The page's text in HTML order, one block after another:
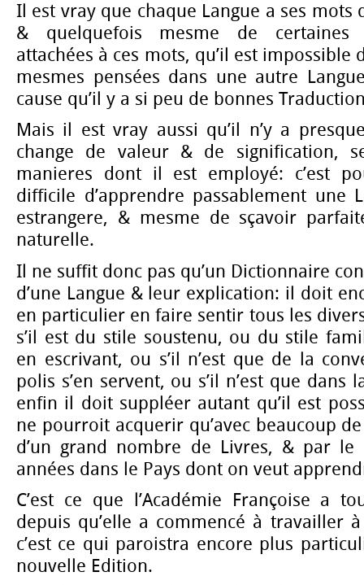
Il est vray que chaque Langue a ses
& quelquefois mesme de certaines
attachées à ces mots, qu’il est impossible
mesmes pensées dans une autre
cause qu’il y a si peu de bonnes
Mais il est vray aussi qu’il n’y a
change de valeur & de signification,
manieres dont il est employé: c’est
difficile d’apprendre passablement une
estrangere, & mesme de sçavoir
naturelle.
Il ne suffit donc pas qu’un Dictionnaire
d’une Langue & leur explication: il doit
en particulier en faire sentir tous les
s’il est du stile soustenu, ou du stile
en escrivant, ou s’il n’est que de la
polis s’en servent, ou s’il n’est que dans
enfin il doit suppléer autant qu’il est
ne pourroit acquerir qu’avec beaucoup
d’un grand nombre de Livres, & par le
années dans le Pays dont on veut
C’est ce que l’Académie Françoise a
depuis qu’elle a commencé à travailler
c’est ce qui paroistra encore plus
nouvelle Edition.